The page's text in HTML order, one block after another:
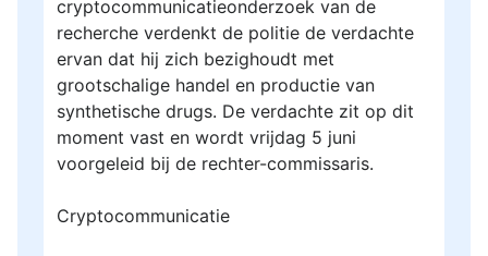
cryptocommunicatieonderzoek van de
recherche verdenkt de politie de verdachte
ervan dat hij zich bezighoudt met
grootschalige handel en productie van
synthetische drugs. De verdachte zit op dit
moment vast en wordt vrijdag 5 juni
voorgeleid bij de rechter-commissaris.
Cryptocommunicatie